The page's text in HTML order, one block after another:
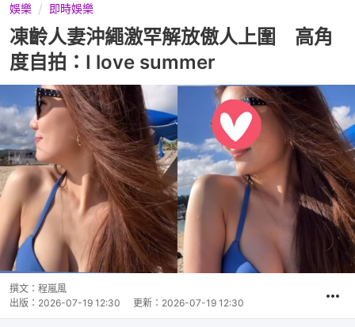
娛樂 即時娛樂
凍齡人妻沖繩激罕解放傲人上圍 高角
度自拍：I love summer
撰文： 程嵐風
出版： 2026-07-19 12:30 更新： 2026-07-19 12:30